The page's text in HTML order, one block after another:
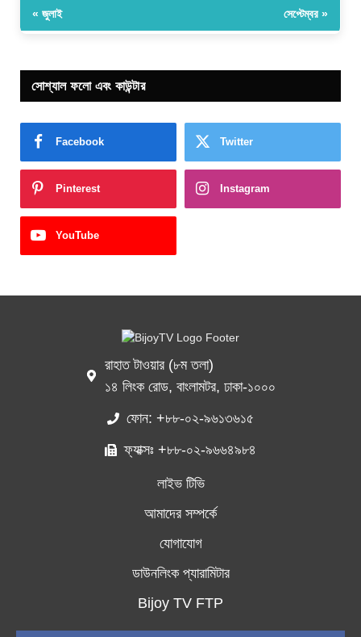
« জুলাই সেপ্টেম্বর »
সোশ্যাল ফলো এবং কাউন্টার
Facebook Twitter
Pinterest Instagram
YouTube
রাহাত টাওয়ার (৮ম তলা)
১৪ লিংক রোড, বাংলামটর, ঢাকা-১০০০
ফোন: +৮৮-০২-৯৬১৩৬১৫
ফ্যাক্সঃ +৮৮-০২-৯৬৬৪৯৮৪
লাইভ টিভি
আমাদের সম্পর্কে
যোগাযোগ
ডাউনলিংক প্যারামিটার
Bijoy TV FTP